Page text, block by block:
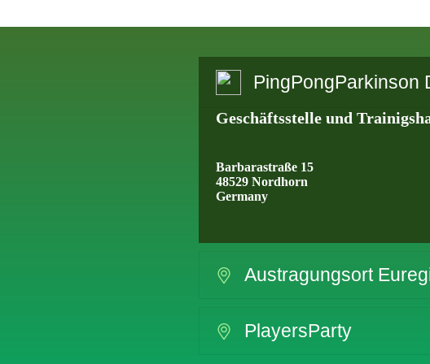
PingPongParkinson
Geschäftsstelle und
Barbarastraße 15
48529 Nordhorn
Germany
Austragungsort
PlayersParty